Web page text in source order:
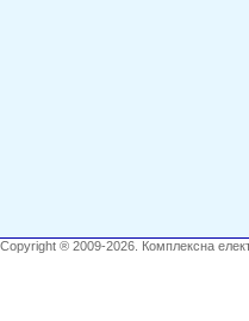
Copyright ® 2009-2026. Комплексна